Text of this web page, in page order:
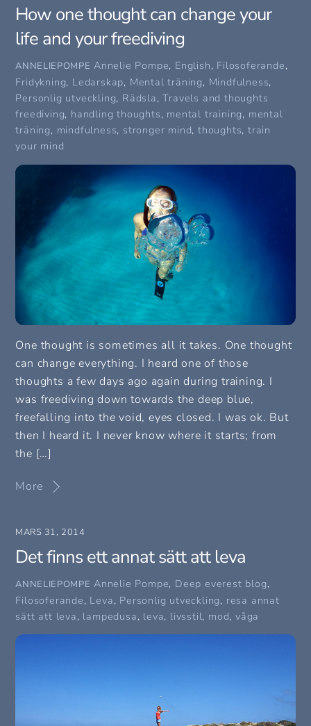
How one thought can change your
life and your freediving
ANNELIEPOMPE Annelie Pompe, English, Filosoferande,
Fridykning, Ledarskap, Mental träning, Mindfulness,
Personlig utveckling, Rädsla,Travels and thoughts
freediving, handling thoughts, mental training, mental
träning, mindfulness, stronger mind,thoughts,train
your mind
One thought is sometimes all it takes. One thought
can change everything. I heard one of those
thoughts a few days ago again during training. I
was freediving down towards the deep blue,
freefalling into the void, eyes closed. I was ok. But
then I heard it. I never know where it starts; from
the […]
More
MARS 31, 2014
Det finns ett annat sätt att leva
ANNELIEPOMPE Annelie Pompe, Deep everest blog,
Filosoferande, Leva, Personlig utveckling, resa annat
sätt att leva, lampedusa, leva, livsstil, mod,våga